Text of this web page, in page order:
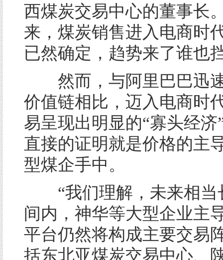
西煤炭交易中心的董事长
来，煤炭销售进入电商时
已然确定，趋势来了谁也
然而，与阿里巴巴迅
价值链相比，迈入电商时
易呈现出明显的“寡头经济
直接的证明就是价格的主
型煤企手中。
“我们理解，未来相当
间内，神华等大型企业主
平台仍然将构成主要交易
括东北亚煤炭交易中心、